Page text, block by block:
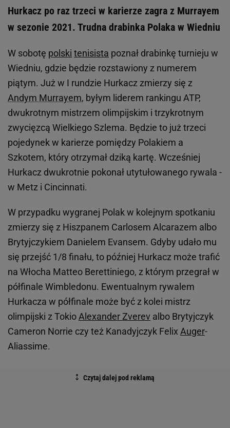
Hurkacz po raz trzeci w karierze zagra z Murrayem
w sezonie 2021. Trudna drabinka Polaka w Wiedniu
W sobotę polski tenisista poznał drabinkę turnieju w
Wiedniu, gdzie będzie rozstawiony z numerem
piątym. Już w I rundzie Hurkacz zmierzy się z
Andym Murrayem, byłym liderem rankingu ATP,
dwukrotnym mistrzem olimpijskim i trzykrotnym
zwycięzcą Wielkiego Szlema. Będzie to już trzeci
pojedynek w karierze pomiędzy Polakiem a
Szkotem, który otrzymał dziką kartę. Wcześniej
Hurkacz dwukrotnie pokonał utytułowanego rywala -
w Metz i Cincinnati.
W przypadku wygranej Polak w kolejnym spotkaniu
zmierzy się z Hiszpanem Carlosem Alcarazem albo
Brytyjczykiem Danielem Evansem. Gdyby udało mu
się przejść 1/8 finału, to później Hurkacz może trafić
na Włocha Matteo Berettiniego, z którym przegrał w
półfinale Wimbledonu. Ewentualnym rywalem
Hurkacza w półfinale może być z kolei mistrz
olimpijski z TokioAlexander Zverev albo Brytyjczyk
Cameron Norrie czy też Kanadyjczyk FelixAuger-
Aliassime.